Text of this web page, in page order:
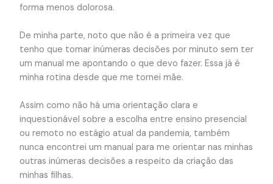
forma menos dolorosa.
De minha parte, noto que não é a primeira vez que
tenho que tomar inúmeras decisões por minuto sem ter
um manual me apontando o que devo fazer. Essa já é
minha rotina desde que me tornei mãe.
Assim como não há uma orientação clara e
inquestionável sobre a escolha entre ensino presencial
ou remoto no estágio atual da pandemia, também
nunca encontrei um manual para me orientar nas minhas
outras inúmeras decisões a respeito da criação das
minhas filhas.